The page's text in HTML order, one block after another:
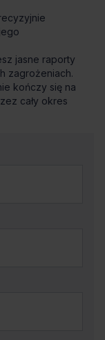
jasne raporty
zagrożeniach.
kończy się na
cały okres